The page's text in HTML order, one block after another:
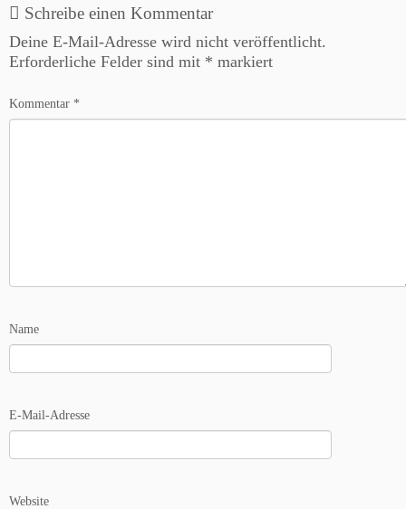
Schreibe einen Kommentar
Deine E-Mail-Adresse wird nicht veröffentlicht.
Erforderliche Felder sind mit * markiert
Kommentar *
Name
E-Mail-Adresse
Website